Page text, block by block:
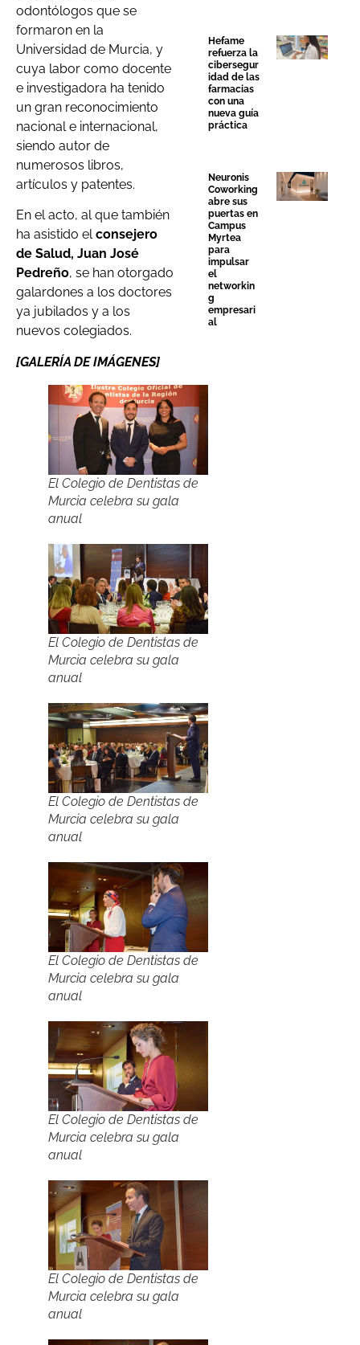
odontólogos que se
formaron en la
Universidad de Murcia, y
cuya labor como docente
e investigadora ha tenido
un gran reconocimiento
nacional e internacional,
siendo autor de
numerosos libros,
artículos y patentes.
En el acto, al que también
ha asistido elconsejero
de Salud, Juan José
Pedreño, se han otorgado
galardones a los doctores
ya jubilados y a los
nuevos colegiados.
[GALERÍA DE IMÁGENES]
El Colegio de Dentistas de
Murcia celebra su gala
anual
El Colegio de Dentistas de
Murcia celebra su gala
anual
El Colegio de Dentistas de
Murcia celebra su gala
anual
El Colegio de Dentistas de
Murcia celebra su gala
anual
El Colegio de Dentistas de
Murcia celebra su gala
anual
El Colegio de Dentistas de
Murcia celebra su gala
anual
Hefame
refuerza la
cibersegur
idad de las
farmacias
con una
nueva guía
práctica
Neuronis
Coworking
abre sus
puertas en
Campus
Myrtea
para
impulsar
el
networkin
g
empresari
al